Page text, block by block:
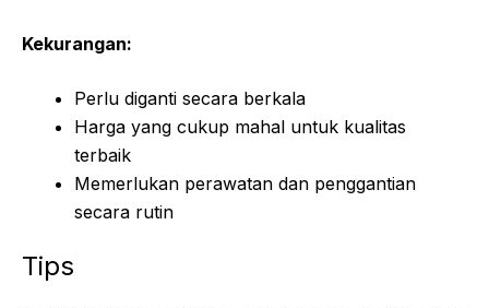
Kekurangan:
Perlu diganti secara berkala
Harga yang cukup mahal untuk kualitas
terbaik
Memerlukan perawatan dan penggantian
secara rutin
Tips